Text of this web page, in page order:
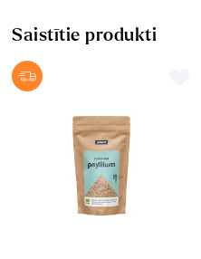
Saistītie produkti